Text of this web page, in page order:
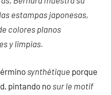
estampas japonesas,
colores planos
y limpias.
synthétique porque
pintando no sur le motif